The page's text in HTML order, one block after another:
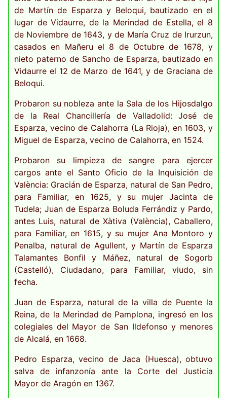
de Martín de Esparza y Beloqui, bautizado en el
lugar de Vidaurre, de la Merindad de Estella, el 8
de Noviembre de 1643, y de María Cruz de Irurzun,
casados en Mañeru el 8 de Octubre de 1678, y
nieto paterno de Sancho de Esparza, bautizado en
Vidaurre el 12 de Marzo de 1641, y de Graciana de
Beloqui.
Probaron su nobleza ante la Sala de los Hijosdalgo
de la Real Chancillería de Valladolid: José de
Esparza, vecino de Calahorra (La Rioja), en 1603, y
Miguel de Esparza, vecino de Calahorra, en 1524.
Probaron su limpieza de sangre para ejercer
cargos ante el Santo Oficio de la Inquisición de
València: Gracián de Esparza, natural de San Pedro,
para Familiar, en 1625, y su mujer Jacinta de
Tudela; Juan de Esparza Boluda Ferrándiz y Pardo,
antes Luis, natural de Xàtiva (València), Caballero,
para Familiar, en 1615, y su mujer Ana Montoro y
Penalba, natural de Agullent, y Martín de Esparza
Talamantes Bonfil y Máñez, natural de Sogorb
(Castelló), Ciudadano, para Familiar, viudo, sin
fecha.
Juan de Esparza, natural de la villa de Puente la
Reina, de la Merindad de Pamplona, ingresó en los
colegiales del Mayor de San Ildefonso y menores
de Alcalá, en 1668.
Pedro Esparza, vecino de Jaca (Huesca), obtuvo
salva de infanzonía ante la Corte del Justicia
Mayor de Aragón en 1367.